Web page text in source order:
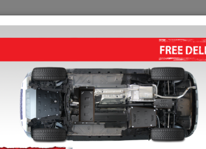
PROTECTION ACCUEIL LIVRAISON
Lada
dédiée aux voitures Lada. Il est monté sans modifications sur